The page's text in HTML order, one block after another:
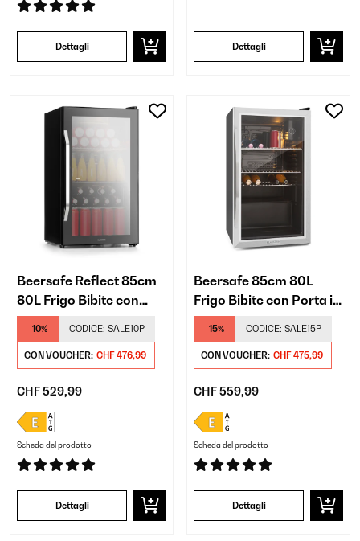
Dettagli Dettagli
Beersafe Reflect 85cm
80L Frigo Bibite con
Porta in Vetro Nero
-10% CODICE: SALE10P
CON VOUCHER: CHF 476,99
CHF 529,99
Scheda del prodotto
Dettagli
Beersafe 85cm 80L
Frigo Bibite con Porta in
Vetro Argento
-15% CODICE: SALE15P
CON VOUCHER: CHF 475,99
CHF 559,99
Scheda del prodotto
Dettagli